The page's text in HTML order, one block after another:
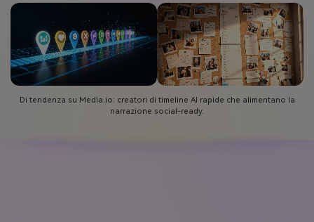
Di tendenza su Media.io: creatori di timeline AI rapide che alimentano la
narrazione social-ready.